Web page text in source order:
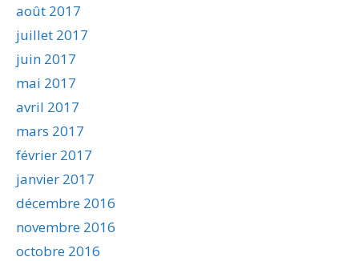
août 2017
juillet 2017
juin 2017
mai 2017
avril 2017
mars 2017
février 2017
janvier 2017
décembre 2016
novembre 2016
octobre 2016